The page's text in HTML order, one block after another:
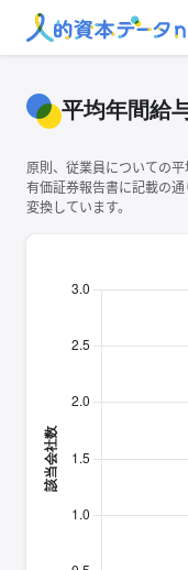
平均年間給
原則、従業員についての
有価証券報告書に記載の
変換しています。